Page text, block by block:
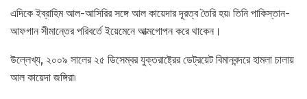
এদিকে ইব্রাহিম আল-আসিরির সঙ্গে আল কায়েদার দূরত্ব তৈরি হয়৷ তিনি পাকিস্তান-
আফগান সীমান্তের পরিবর্তে ইয়েমেনে আত্মগোপন করে থাকেন।
উল্লেখ্য, ২০০৯ সালের ২৫ ডিসেম্বর যুক্তরাষ্ট্রের ডেট্রয়েট বিমানবন্দরে হামলা চালায়
আল কায়েদা জঙ্গিরা৷